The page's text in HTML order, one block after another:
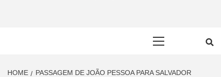
HOME PASSAGEM DE JOÃO PESSOA PARA SALVADOR